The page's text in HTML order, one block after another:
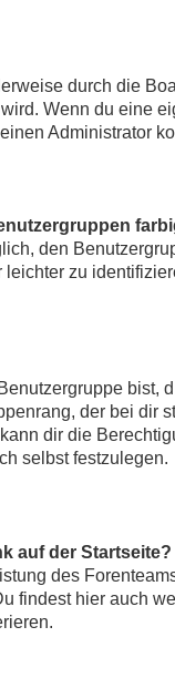
durch die
Wenn du eine
Administrator
den
zu
bist,
der bei dir
dir die
selbst festzulegen.
auf der Startseite?
des
findest hier auch